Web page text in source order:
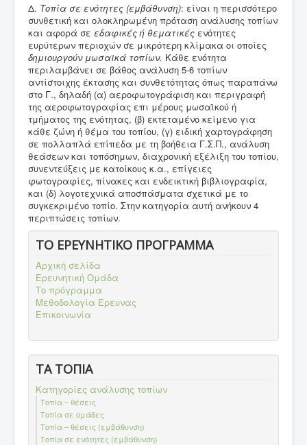
Δ. Τοπία σε ενότητες (εμβάθυνση): είναι η περισσότερο
συνθετική και ολοκληρωμένη πρόταση ανάλυσης τοπίων
και αφορά σε εδαφικές ή θεματικές ενότητες
ευρύτερων περιοχών σε μικρότερη κλίμακα οι οποίες
δημιουργούν μωσαϊκά τοπίων. Κάθε ενότητα
περιλαμβάνει σε βάθος ανάλυση 5-6 τοπίων
αντίστοιχης έκτασης και συνθετότητας όπως παραπάνω
στο Γ., δηλαδή (α) αεροφωτογράφιση και περιγραφή
της αεροφωτογραφίας επι μέρους μωσαϊκού ή
τμήματος της ενότητας, (β) εκτεταμένο κείμενο για
κάθε ζώνη ή θέμα του τοπίου, (γ) ειδική χαρτογράφηση
σε πολλαπλά επίπεδα με τη βοήθεια Γ.Σ.Π., ανάλυση
θεάσεων και τοπόσημων, διαχρονική εξέλιξη του τοπίου,
συνεντεύξεις με κατοίκους κ.α., επίγειες
φωτογραφίες, πίνακες και ενδεικτική βιβλιογραφία,
και (δ) λογοτεχνικά αποσπάσματα σχετικά με το
συγκεκριμένο τοπίο. Στην κατηγορία αυτή ανήκουν 4
περιπτώσεις τοπίων.
ΤΟ ΕΡΕΥΝΗΤΙΚΟ ΠΡΟΓΡΑΜΜΑ
Αρχική σελίδα
Ερευνητική Ομάδα
Το πρόγραμμα
Μεθοδολογία Έρευνας
Επικοινωνία
ΤΑ ΤΟΠΙΑ
Κατηγορίες ανάλυσης τοπίων
Τοπία – θέσεις
Τοπία σε ομάδες
Τοπία – θέσεις (εμβάθυνση)
Τοπία σε ενότητες (εμβάθυνση)